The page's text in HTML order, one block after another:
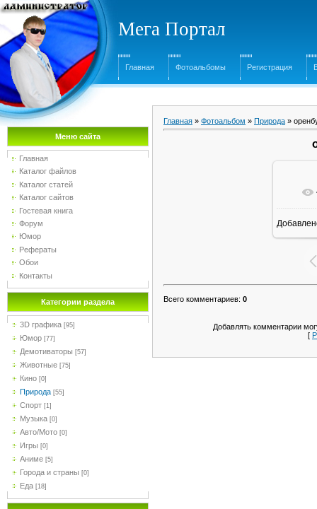
Мега Портал
Главная Фотоальбомы Регистрация
Меню сайта
Главная
Каталог файлов
Каталог статей
Каталог сайтов
Гостевая книга
Форум
Юмор
Рефераты
Обои
Контакты
Категории раздела
3D графика [95]
Юмор [77]
Демотиваторы [57]
Животные [75]
Кино [0]
Природа [55]
Спорт [1]
Музыка [0]
Авто/Мото [0]
Игры [0]
Аниме [5]
Города и страны [0]
Еда [18]
Главная » Фотоальбом » Природа »
Всего комментариев: 0
Добавлять комментарии
[